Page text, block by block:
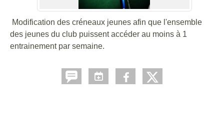
Modification des créneaux jeunes afin que l'ensemble
des jeunes du club puissent accéder au moins à 1
entrainement par semaine.